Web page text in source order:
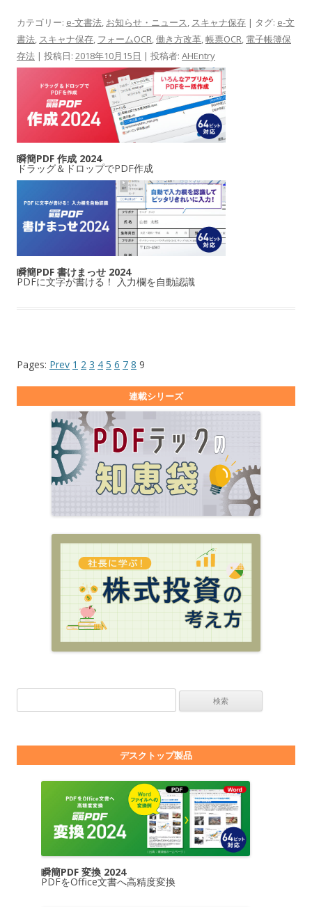
カテゴリー: e-文書法, お知らせ・ニュース, スキャナ保存 | タグ: e-文
書法, スキャナ保存, フォームOCR,働き方改革,帳票OCR, 電子帳簿保
存法 | 投稿日: 2018年10月15日 | 投稿者: AHEntry
瞬簡PDF 作成 2024
ドラッグ＆ドロップでPDF作成
瞬簡PDF 書けまっせ 2024
PDFに文字が書ける！ 入力欄を自動認識
Pages: Prev 1 2 3 4 5 6 7 8 9
連載シリーズ
デスクトップ製品
瞬簡PDF 変換 2024
PDFをOffice文書へ高精度変換